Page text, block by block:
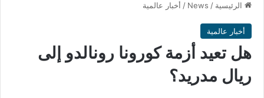
الرئيسية /
News
/ أخبار عالمية
أخبار عالمية
هل تعيد أزمة كورونا رونالدو إلى
ريال مدريد؟